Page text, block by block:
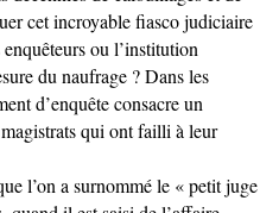
cet incroyable fiasco judiciaire
ou l’institution
du naufrage ? Dans les
d’enquête consacre un
qui ont failli à leur
l’on a surnommé le « petit juge